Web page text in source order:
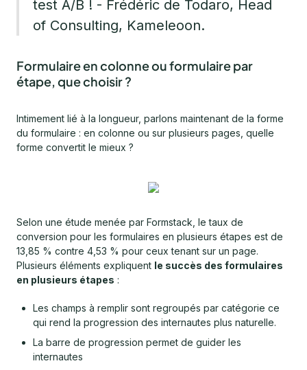
test A/B ! - Frédéric de Todaro, Head
of Consulting, Kameleoon.
Formulaire en colonne ou formulaire par
étape, que choisir ?
Intimement lié à la longueur, parlons maintenant de la forme
du formulaire : en colonne ou sur plusieurs pages, quelle
forme convertit le mieux ?
Selon une étude menée par Formstack, le taux de
conversion pour les formulaires en plusieurs étapes est de
13,85 % contre 4,53 % pour ceux tenant sur un page.
Plusieurs éléments expliquent le succès des formulaires
en plusieurs étapes :
Les champs à remplir sont regroupés par catégorie ce
qui rend la progression des internautes plus naturelle.
La barre de progression permet de guider les
internautes